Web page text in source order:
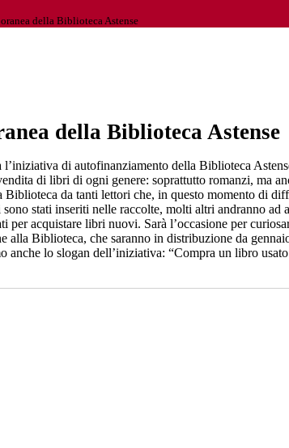
della Biblioteca Astense
della Biblioteca Astense
di autofinanziamento della Biblioteca
di libri di ogni genere: soprattutto romanzi, ma
da tanti lettori che, in questo momento di
stati inseriti nelle raccolte, molti altri andranno
per acquistare libri nuovi. Sarà l’occasione per
alla Biblioteca, che saranno in distribuzione da
anche lo slogan dell’iniziativa: “Compra un libro